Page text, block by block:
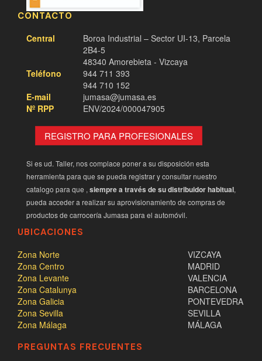
CONTACTO
Central
Boroa Industrial – Sector UI-13, Parcela
2B4-5
48340 Amorebieta - Vizcaya
Teléfono
944 711 393
944 710 152
E-mail
jumasa@jumasa.es
Nº RPP
ENV/2024/000047905
REGISTRO PARA PROFESIONALES
Si es ud. Taller, nos complace poner a su disposición esta
herramienta para que se pueda registrar y consultar nuestro
catalogo para que , siempre a través de su distribuidor habitual,
pueda acceder a realizar su aprovisionamiento de compras de
productos de carrocería Jumasa para el automóvil.
UBICACIONES
Zona Norte
Zona Centro
Zona Levante
Zona Catalunya
Zona Galicia
Zona Sevilla
Zona Málaga
VIZCAYA
MADRID
VALENCIA
BARCELONA
PONTEVEDRA
SEVILLA
MÁLAGA
PREGUNTAS FRECUENTES